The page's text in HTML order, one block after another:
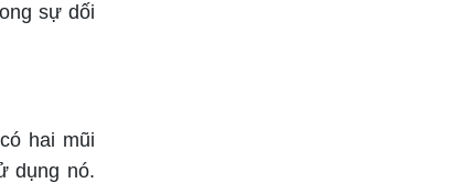
sự dối
hai mũi
dụng nó.